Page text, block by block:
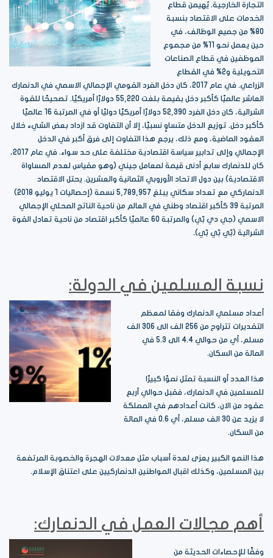
التجارة الخارجية. يُهيمن قطاع
الخدمات على الاقتصاد بنسبة
80% من جميع الوظائف، في
حين يعمل نحو 11% من مجموع
الموظفين في قطاع الصناعات
التحويلية و2% في القطاع
الزراعي. في عام 2017، كان دخل الفرد القومي الإجمالي الاسمي في الدنمارك
العاشر عالميًا كأكبر دخل بقيمة بلغت 55,220 دولارًا أمريكيًا. تصحيحًا للقوة
الشرائية، كان دخل الفرد 52,390 دولارًا أمريكيًا دوليًا أو في المرتبة 16 عالميًا
كأكبر دخل. توزيع الدخل متساوٍ نسبيًا، إلا أن التفاوت قد ازداد بعض الشيء خلال
العقود الماضية، ومع ذلك، يرجع هذا التفاوت إلى فرق أكبر في الدخل
الإجمالي وإلى تدابير سياسة اقتصادية مختلفة على حد سواء. في عام 2017،
كان للدنمارك سابع أدنى قيمة لمعامل جيني (وهو مقياس لعدم المساواة
الاقتصادية) بين دول الاتحاد الأوروبي الثمانية والعشرين. يحتل الاقتصاد
الدنماركي مع تعداد سكاني يبلغ 5,789,957 نسمة (إحصائيات 1 يوليو 2018)
المرتبة 39 كأكبر اقتصاد وطني في العالم من ناحية الناتج المحلي الإجمالي
الاسمي (جي دي بّي) والمرتبة 60 عالميًا كأكبر اقتصاد من ناحية تعادل القوة
الشرائية (بّي بّي بّي).
نسبة المسلمين في الدولة:
أعداد مسلمي الدنمارك وفقا لمعظم
التقديرات تتراوح من 256 الف الى 306 الف
مسلم، أي من حوالي 4.4 الى 5.3 في
المائة من السكان.
هذا العدد أو النسبة تمثل نموًا كبيرًا
للمسلمين في الدنمارك، فقبل حوالي أربع
عقود من الان، كانت أعدادهم في المملكة
لا يزيد عن 30 الف مسلم، أي 0.6 في المائة
من السكان.
هذا النمو الكبير يعزى لعدة أسباب مثل معدلات الهجرة والخصوبة المرتفعة
بين المسلمين، وكذلك اقبال المواطنين الدنماركيين على اعتناق الإسلام.
أهم مجالات العمل في الدنمارك:
وفقًا للإحصاءات الحديثة من